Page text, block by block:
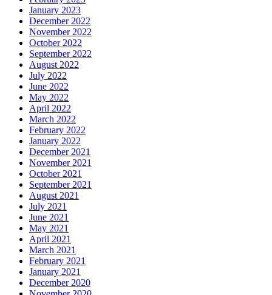
January 2023
December 2022
November 2022
October 2022
September 2022
August 2022
July 2022
June 2022
May 2022
April 2022
March 2022
February 2022
January 2022
December 2021
November 2021
October 2021
September 2021
August 2021
July 2021
June 2021
May 2021
April 2021
March 2021
February 2021
January 2021
December 2020